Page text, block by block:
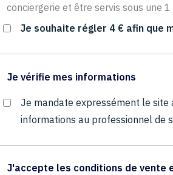
conciergerie et être servis sous une
Je souhaite régler 4 € afin que
Je vérifie mes informations
Je mandate expressément le
informations au professionnel de
J'accepte les conditions de vente